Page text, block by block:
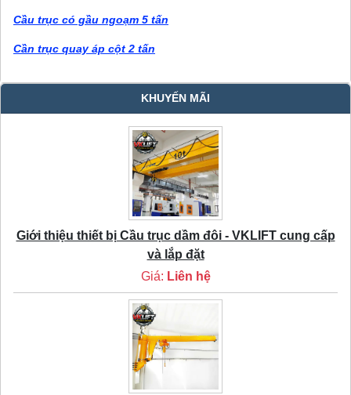
Cầu trục có gầu ngoạm 5 tấn
Cần trục quay áp cột 2 tấn
KHUYẾN MÃI
Giới thiệu thiết bị Cầu trục dầm đôi - VKLIFT cung cấp
và lắp đặt
Giá: Liên hệ